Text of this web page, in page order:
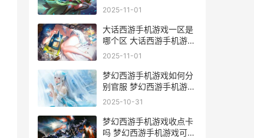
果
2025-11-01
大话西游手机游戏一区是
哪个区 大话西游手机游戏
怎么关闭定位
2025-11-01
梦幻西游手机游戏如何分
别官服 梦幻西游手机游戏
怎么兑换人民币
2025-10-31
梦幻西游手机游戏收点卡
吗 梦幻西游手机游戏可以